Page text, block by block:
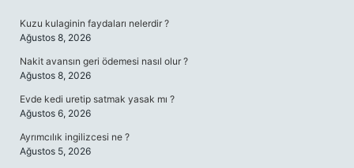
Kuzu kulaginin faydaları nelerdir ?
Ağustos 8, 2026
Nakit avansın geri ödemesi nasıl olur ?
Ağustos 8, 2026
Evde kedi uretip satmak yasak mı ?
Ağustos 6, 2026
Ayrımcılık ingilizcesi ne ?
Ağustos 5, 2026